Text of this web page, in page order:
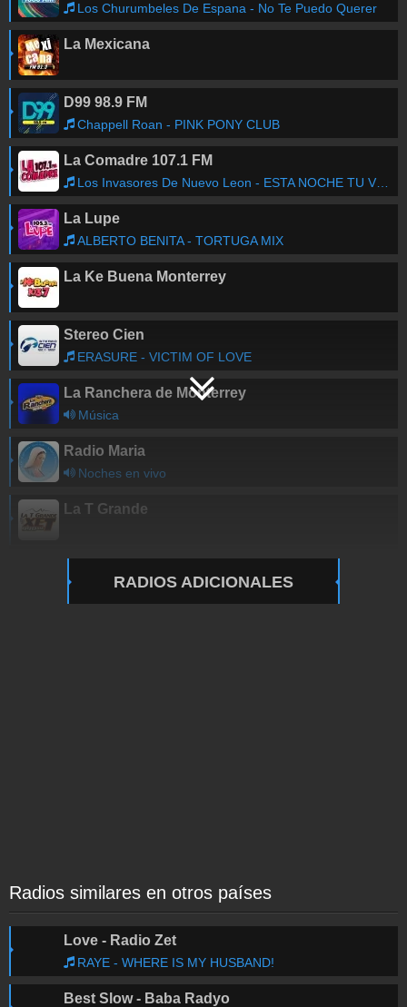
Los Churumbeles De Espana - No Te Puedo Querer
La Mexicana
D99 98.9 FM
Chappell Roan - PINK PONY CLUB
La Comadre 107.1 FM
Los Invasores De Nuevo Leon - ESTA NOCHE TU VENDRAS
La Lupe
ALBERTO BENITA - TORTUGA MIX
La Ke Buena Monterrey
Stereo Cien
ERASURE - VICTIM OF LOVE
La Ranchera de Monterrey
Música
Radio Maria
Noches en vivo
La T Grande
RADIOS ADICIONALES
Radios similares en otros países
Love - Radio Zet
RAYE - WHERE IS MY HUSBAND!
Best Slow - Baba Radyo